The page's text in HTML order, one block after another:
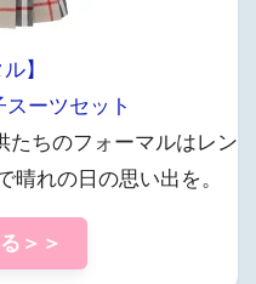
】
ーツセット
たちのフォーマルはレン
れの日の思い出を。
＞＞